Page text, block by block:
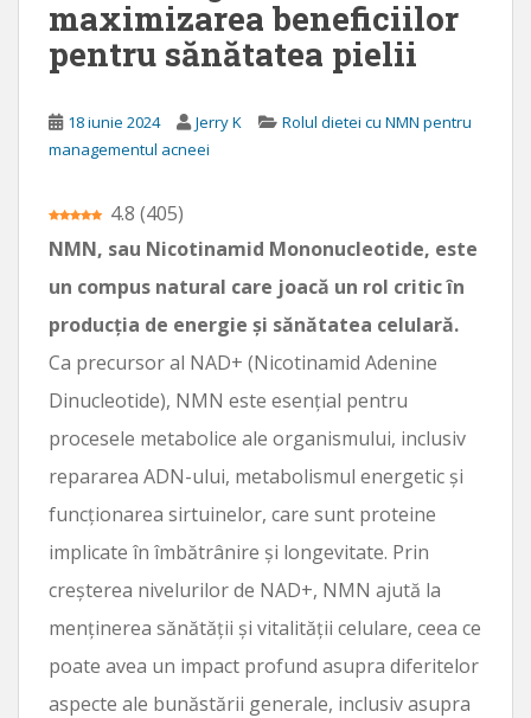
maximizarea beneficiilor
pentru sănătatea pielii
18 iunie 2024 Jerry K
Rolul dietei cu NMN pentru
managementul acneei
4.8 (405)
NMN, sau Nicotinamid Mononucleotide, este
un compus natural care joacă un rol critic în
producția de energie și sănătatea celulară.
Ca precursor al NAD+ (Nicotinamid Adenine
Dinucleotide), NMN este esențial pentru
procesele metabolice ale organismului, inclusiv
repararea ADN-ului, metabolismul energetic și
funcționarea sirtuinelor, care sunt proteine ​​
implicate în îmbătrânire și longevitate. Prin
creșterea nivelurilor de NAD+, NMN ajută la
menținerea sănătății și vitalității celulare, ceea ce
poate avea un impact profund asupra diferitelor
aspecte ale bunăstării generale, inclusiv asupra